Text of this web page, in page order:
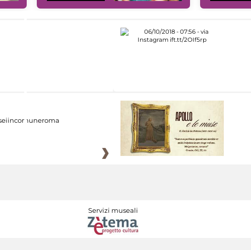
Servizi museali